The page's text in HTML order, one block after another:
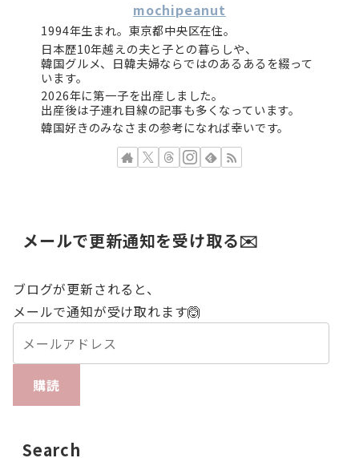
mochipeanut
1994年生まれ。東京都中央区在住。
日本歴10年越えの夫と子との暮らしや、
韓国グルメ、日韓夫婦ならではのあるあるを綴って
います。
2026年に第一子を出産しました。
出産後は子連れ目線の記事も多くなっています。
韓国好きのみなさまの参考になれば幸いです。
メールで更新通知を受け取る✉️
ブログが更新されると、
メールで通知が受け取れます🙆
購読
Search